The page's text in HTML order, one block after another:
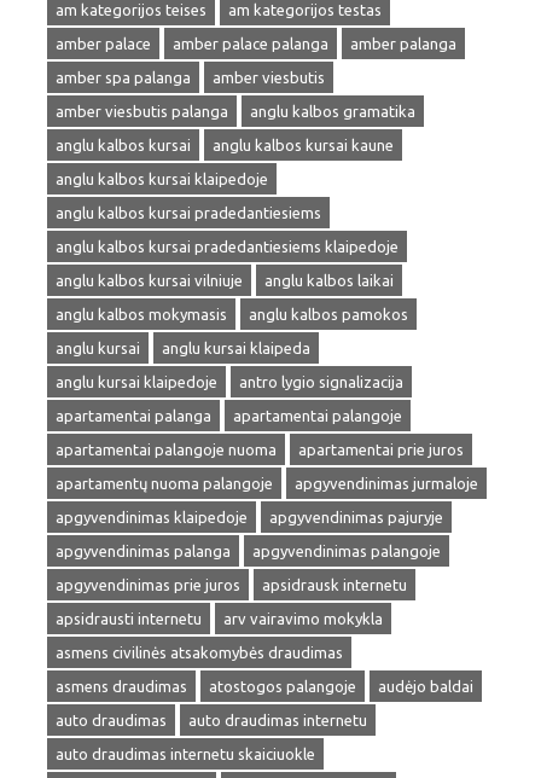
am kategorijos teises
am kategorijos testas
amber palace
amber palace palanga
amber palanga
amber spa palanga
amber viesbutis
amber viesbutis palanga
anglu kalbos gramatika
anglu kalbos kursai
anglu kalbos kursai kaune
anglu kalbos kursai klaipedoje
anglu kalbos kursai pradedantiesiems
anglu kalbos kursai pradedantiesiems klaipedoje
anglu kalbos kursai vilniuje
anglu kalbos laikai
anglu kalbos mokymasis
anglu kalbos pamokos
anglu kursai
anglu kursai klaipeda
anglu kursai klaipedoje
antro lygio signalizacija
apartamentai palanga
apartamentai palangoje
apartamentai palangoje nuoma
apartamentai prie juros
apartamentų nuoma palangoje
apgyvendinimas jurmaloje
apgyvendinimas klaipedoje
apgyvendinimas pajuryje
apgyvendinimas palanga
apgyvendinimas palangoje
apgyvendinimas prie juros
apsidrausk internetu
apsidrausti internetu
arv vairavimo mokykla
asmens civilinės atsakomybės draudimas
asmens draudimas
atostogos palangoje
audėjo baldai
auto draudimas
auto draudimas internetu
auto draudimas internetu skaiciuokle